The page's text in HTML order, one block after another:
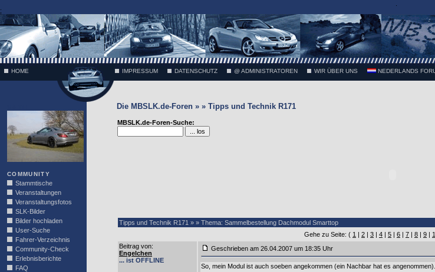
;
HOME IMPRESSUM DATENSCHUTZ @ ADMINISTRATOREN WIR ÜBER UNS NEDERLANDS
COMMUNITY
Stammtische
Veranstaltungen
Veranstaltungsfotos
SLK-Bilder
Bilder hochladen
User-Suche
Fahrer-Verzeichnis
Community-Check
Erlebnisberichte
FAQ
Die MBSLK.de-Foren » » Tipps und Technik R171
MBSLK.de-Foren-Suche:
Tipps und Technik R171 » » Thema: Sammelbestellung Dachmodul Smarttop
Gehe zu Seite: ( 1 | 2 | 3 | 4 | 5 | 6 | 7 | 8 | 9 |
Beitrag von:
Engelchen
... ist OFFLINE
Geschrieben am 26.04.2007 um 18:35 Uhr
So, mein Modul ist auch soeben angekommen (ein Nachbar hat es